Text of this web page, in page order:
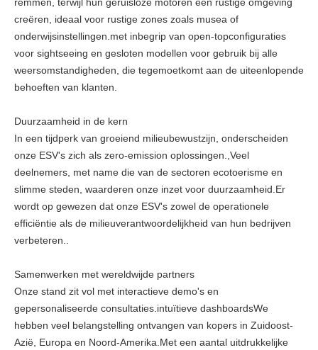
creëren, ideaal voor rustige zones zoals musea of
onderwijsinstellingen.met inbegrip van open-topconfiguraties
voor sightseeing en gesloten modellen voor gebruik bij alle
weersomstandigheden, die tegemoetkomt aan de uiteenlopende
behoeften van klanten.
Duurzaamheid in de kern
In een tijdperk van groeiend milieubewustzijn, onderscheiden
onze ESV's zich als zero-emission oplossingen.,Veel
deelnemers, met name die van de sectoren ecotoerisme en
slimme steden, waarderen onze inzet voor duurzaamheid.Er
wordt op gewezen dat onze ESV's zowel de operationele
efficiëntie als de milieuverantwoordelijkheid van hun bedrijven
verbeteren..
Samenwerken met wereldwijde partners
Onze stand zit vol met interactieve demo's en
gepersonaliseerde consultaties.intuïtieve dashboardsWe
hebben veel belangstelling ontvangen van kopers in Zuidoost-
Azië, Europa en Noord-Amerika.Met een aantal uitdrukkelijke